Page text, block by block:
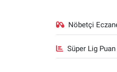
Nöbetçi
Süper Lig